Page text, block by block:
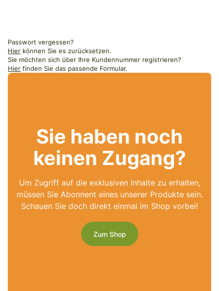
Passwort vergessen?
Hier können Sie es zurücksetzen.
Sie möchten sich über Ihre Kundennummer registrieren?
Hier finden Sie das passende Formular.
Sie haben noch
keinen Zugang?
Um Zugriff auf die exklusiven Inhalte zu erhalten,
müssen Sie Abonnent eines unserer Produkte sein.
Schauen Sie doch direkt einmal im Shop vorbei!
Zum Shop